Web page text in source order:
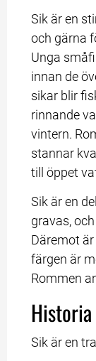
Sik är en
och gärna
Unga
innan de
sikar blir
rinnande
vintern.
stannar
till öppet
Sik är en
gravas,
Däremot
färgen är
Rommen
Historia
Sik är en